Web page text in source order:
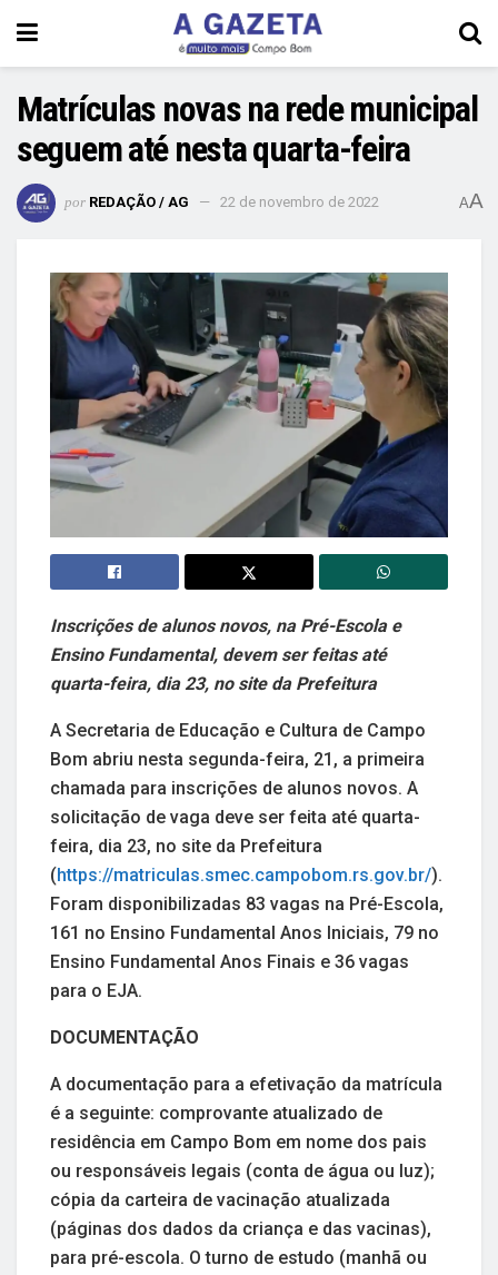
Matrículas novas na rede municipal
seguem até nesta quarta-feira
por REDAÇÃO / AG 22 de novembro de 2022 AA
Inscrições de alunos novos, na Pré-Escola e
Ensino Fundamental, devem ser feitas até
quarta-feira, dia 23, no site da Prefeitura
A Secretaria de Educação e Cultura de Campo
Bom abriu nesta segunda-feira, 21, a primeira
chamada para inscrições de alunos novos. A
solicitação de vaga deve ser feita até quarta-
feira, dia 23, no site da Prefeitura
( https://matriculas.smec.campobom.rs.gov.br/).
Foram disponibilizadas 83 vagas na Pré-Escola,
161 no Ensino Fundamental Anos Iniciais, 79 no
Ensino Fundamental Anos Finais e 36 vagas
para o EJA.
DOCUMENTAÇÃO
A documentação para a efetivação da matrícula
é a seguinte: comprovante atualizado de
residência em Campo Bom em nome dos pais
ou responsáveis legais (conta de água ou luz);
cópia da carteira de vacinação atualizada
(páginas dos dados da criança e das vacinas),
para pré-escola. O turno de estudo (manhã ou